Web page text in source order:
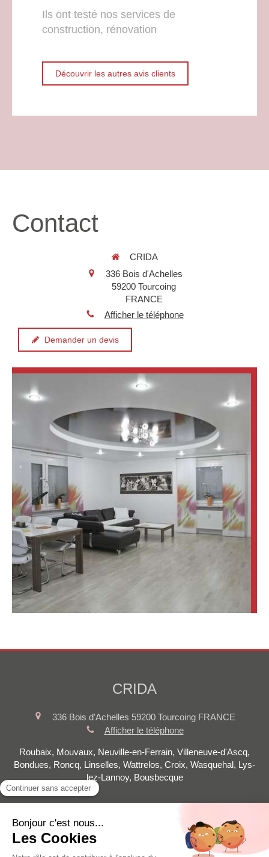
Ils ont testé nos services de
construction, rénovation
Découvrir les autres avis clients
Contact
CRIDA
336 Bois d'Achelles
59200 Tourcoing
FRANCE
Afficher le téléphone
Demander un devis
CRIDA
336 Bois d'Achelles 59200 Tourcoing FRANCE
Afficher le téléphone
Roubaix, Mouvaux, Neuville-en-Ferrain, Villeneuve-d'Ascq,
Bondues, Roncq, Linselles, Wattrelos, Croix, Wasquehal, Lys-
lez-Lannoy, Bousbecque
Mentions légales
©2021 CRIDA - Rénovation